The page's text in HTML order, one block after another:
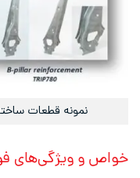
نمونه قطعات
خواص و ویژگی‌های